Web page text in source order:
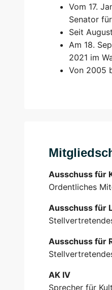
Vom 17.
Senator
Seit
Am 18.
2021 im
Von 2005
Ausschuss für
Ordentliches
Ausschuss für
Ausschuss für
AK IV
Sprecher für